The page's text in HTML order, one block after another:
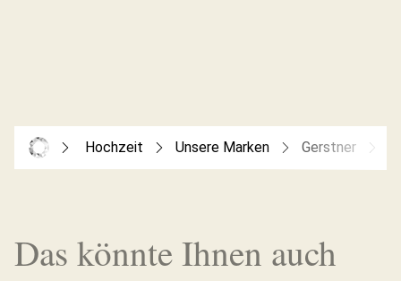
Hochzeit Unsere Marken Gerstner
Das könnte Ihnen auch